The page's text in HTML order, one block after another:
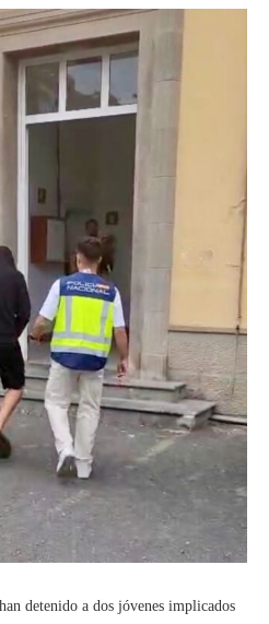
detenido a dos jóvenes implicados